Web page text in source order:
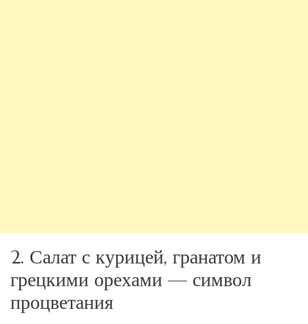
2. Салат с курицей, гранатом и
грецкими орехами — символ
процветания